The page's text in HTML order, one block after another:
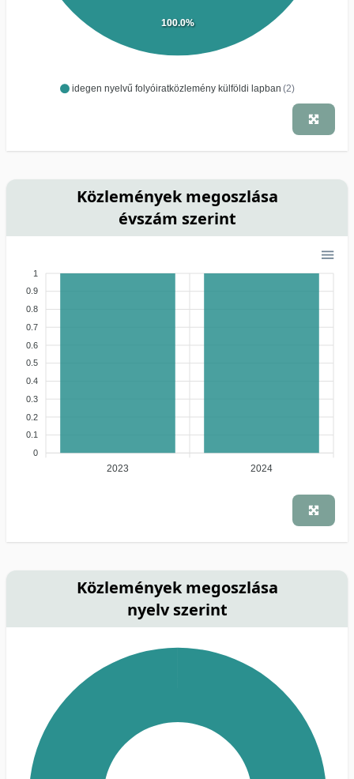
idegen nyelvű folyóiratközlemény külföldi lapban (2)
100.0%
Közlemények megoszlása
évszám szerint
1
0.9
0.8
0.7
0.6
0.5
0.4
0.3
0.2
0.1
0
2023 2024
Közlemények megoszlása
nyelv szerint